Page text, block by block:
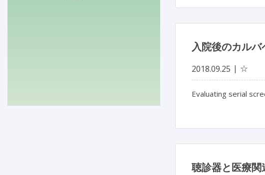
入院後のカル
2018.09.25 ☆
Evaluating serial
聴診器と医療関